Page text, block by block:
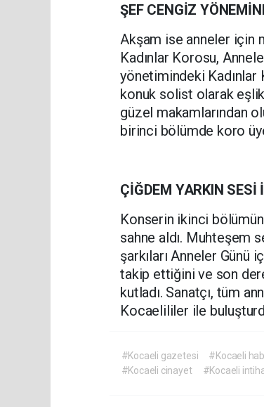
ŞEF CENGİZ
Akşam ise anneler için
Kadınlar Korosu,
yönetimindeki Kadınlar
konuk solist olarak
güzel makamlarından
birinci bölümde koro
ÇİĞDEM YARKIN SESİ
Konserin ikinci
sahne aldı. Muhteşem
şarkıları Anneler Günü
takip ettiğini ve son
kutladı. Sanatçı, tüm
Kocaelililer ile
#Kocaeli gazetesi #Kocaeli
#Kocaeli cinayet
#Kocaeli